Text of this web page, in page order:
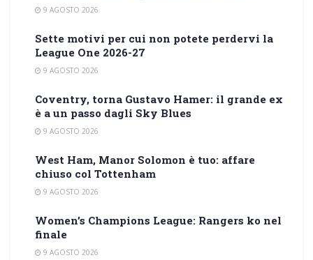
9 AGOSTO 2026
Sette motivi per cui non potete perdervi la
League One 2026-27
9 AGOSTO 2026
Coventry, torna Gustavo Hamer: il grande ex
è a un passo dagli Sky Blues
9 AGOSTO 2026
West Ham, Manor Solomon è tuo: affare
chiuso col Tottenham
9 AGOSTO 2026
Women’s Champions League: Rangers ko nel
finale
9 AGOSTO 2026